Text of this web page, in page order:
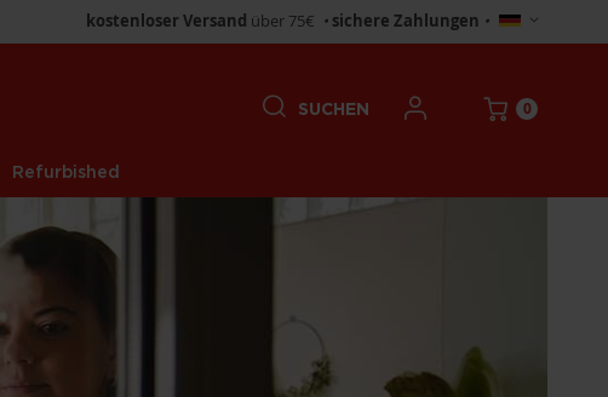
kostenloser Versand über 75€ • sichere Zahlungen • Store
wählen
Refurbished
SUCHEN 0